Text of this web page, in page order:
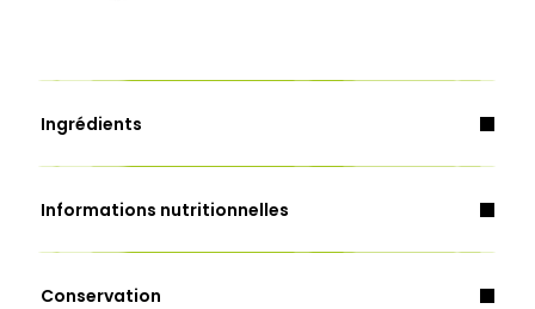
Ingrédients
Moutarde, oeuf.
Informations nutritionnelles
Conservation